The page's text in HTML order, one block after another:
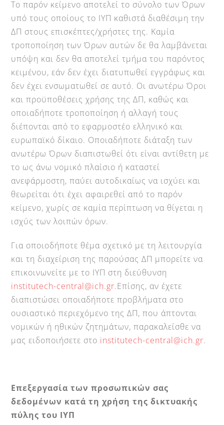
Το παρόν κείμενο αποτελεί το σύνολο των Όρων
υπό τους οποίους το ΙΥΠ καθιστά διαθέσιμη την
ΔΠ στους επισκέπτες/χρήστες της. Καμία
τροποποίηση των Όρων αυτών δε θα λαμβάνεται
υπόψη και δεν θα αποτελεί τμήμα του παρόντος
κειμένου, εάν δεν έχει διατυπωθεί εγγράφως και
δεν έχει ενσωματωθεί σε αυτό. Οι ανωτέρω Όροι
και προϋποθέσεις χρήσης της ΔΠ, καθώς και
οποιαδήποτε τροποποίηση ή αλλαγή τους
διέπονται από το εφαρμοστέο ελληνικό και
ευρωπαϊκό δίκαιο. Οποιαδήποτε διάταξη των
ανωτέρω Όρων διαπιστωθεί ότι είναι αντίθετη με
το ως άνω νομικό πλαίσιο ή καταστεί
ανεφάρμοστη, παύει αυτοδικαίως να ισχύει και
θεωρείται ότι έχει αφαιρεθεί από το παρόν
κείμενο, χωρίς σε καμία περίπτωση να θίγεται η
ισχύς των λοιπών όρων.
Για οποιοδήποτε θέμα σχετικό με τη λειτουργία
και τη διαχείριση της παρούσας ΔΠ μπορείτε να
επικοινωνείτε με το ΙΥΠ στη διεύθυνση
institutech-central@ich.gr.Επίσης, αν έχετε
διαπιστώσει οποιαδήποτε προβλήματα στο
ουσιαστικό περιεχόμενο της ΔΠ, που άπτονται
νομικών ή ηθικών ζητημάτων, παρακαλείσθε να
μας ειδοποιήσετε στο institutech-central@ich.gr.
Επεξεργασία των προσωπικών σας
δεδομένων κατά τη χρήση της δικτυακής
πύλης του ΙΥΠ